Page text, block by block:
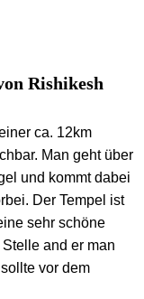
Rishikesh
ca. 12km
Man geht über
und kommt dabei
Der Tempel ist
sehr schöne
and er man
vor dem